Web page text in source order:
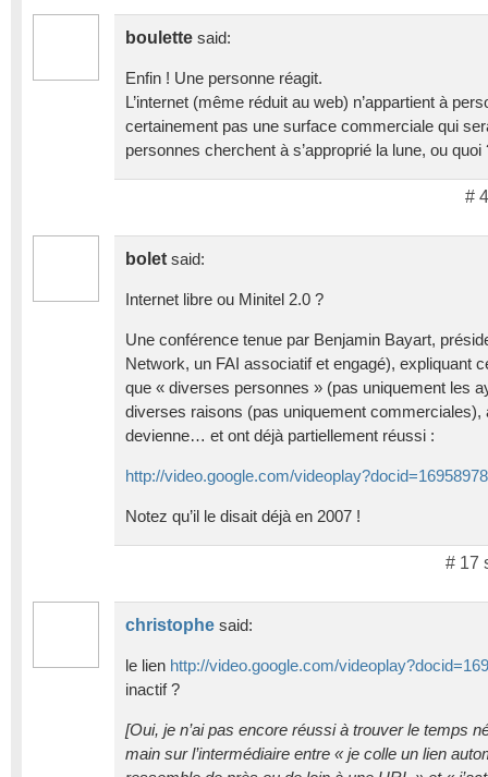
boulette said:
Enfin ! Une personne réagit.
L’internet (même réduit au web) n’appartient à
certainement pas une surface commerciale qui
personnes cherchent à s’approprié la lune, ou quoi
#
bolet said:
Internet libre ou Minitel 2.0 ?
Une conférence tenue par Benjamin Bayart,
Network, un FAI associatif et engagé), expliquant
que « diverses personnes » (pas uniquement les
diverses raisons (pas uniquement commerciales),
devienne… et ont déjà partiellement réussi :
http://video.google.com/
Notez qu’il le disait déjà en 2007 !
# 17
christophe said:
le lien http://video.google.com/
inactif ?
[Oui, je n’ai pas encore réussi à trouver le temps
main sur l’intermédiaire entre « je colle un lien